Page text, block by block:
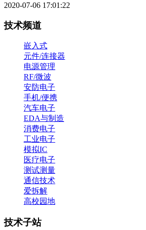
2020-07-06 17:01:22
技术频道
嵌入式
元件/连接器
电源管理
RF/微波
安防电子
手机/便携
汽车电子
EDA与制造
消费电子
工业电子
模拟IC
医疗电子
测试测量
通信技术
爱拆解
高校园地
技术子站